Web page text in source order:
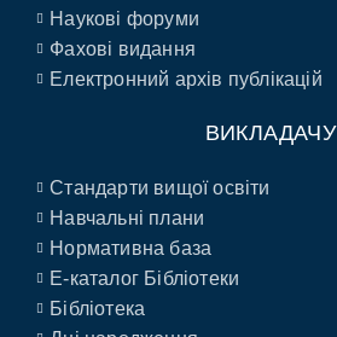
Наукові форуми
Фахові видання
Електронний архів публікацій
ВИКЛАДАЧУ
Стандарти вищої освіти
Навчальні плани
Нормативна база
E-каталог Бібліотеки
Бібліотека